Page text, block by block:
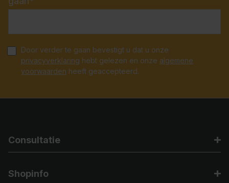
Door verder te gaan bevestigt u dat u onze
privacyverklaring hebt gelezen en onze algemene
voorwaarden heeft geaccepteerd.
Consultatie
Shopinfo